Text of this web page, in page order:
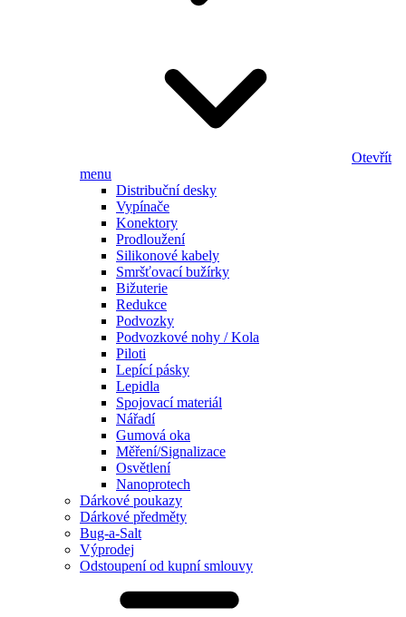
Otevřít
menu
Distribuční desky
Vypínače
Konektory
Prodloužení
Silikonové kabely
Smršťovací bužírky
Bižuterie
Redukce
Podvozky
Podvozkové nohy / Kola
Piloti
Lepící pásky
Lepidla
Spojovací materiál
Nářadí
Gumová oka
Měření/Signalizace
Osvětlení
Nanoprotech
Dárkové poukazy
Dárkové předměty
Bug-a-Salt
Výprodej
Odstoupení od kupní smlouvy